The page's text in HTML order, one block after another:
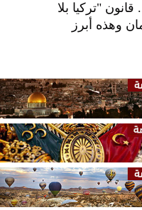
"تركيا بلا
وهذه أبرز